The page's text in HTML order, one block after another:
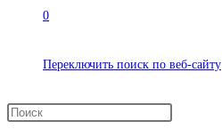
0
Переключить поиск по веб-сайту